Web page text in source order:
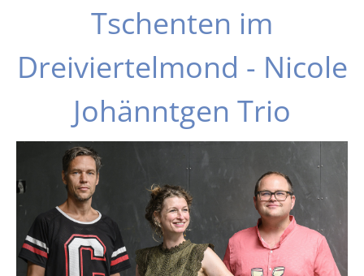
Tschenten im
Dreiviertelmond - Nicole
Johänntgen Trio